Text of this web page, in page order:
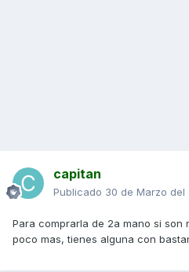
capitan
Publicado 30 de Marzo del
Para comprarla de 2a mano si son
poco mas, tienes alguna con